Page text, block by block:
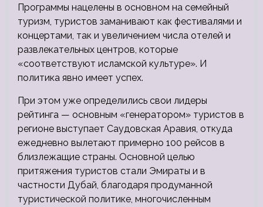
Программы нацелены в основном на семейный
туризм, туристов заманивают как фестивалями и
концертами, так и увеличением числа отелей и
развлекательных центров, которые
«соответствуют исламской культуре». И
политика явно имеет успех.
При этом уже определились свои лидеры
рейтинга — основным «генератором» туристов в
регионе выступает Саудовская Аравия, откуда
ежедневно вылетают примерно 100 рейсов в
близлежащие страны. Основной целью
притяжения туристов стали Эмираты и в
частности Дубай, благодаря продуманной
туристической политике, многочисленным